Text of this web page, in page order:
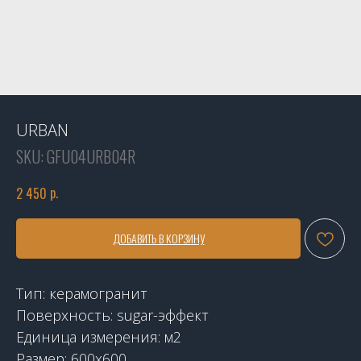
URBAN
SKU:GFU04URB04R
2 450 р.
ДОБАВИТЬ В КОРЗИНУ
Тип: керамогранит
Поверхность: sugar-эффект
Единица измерения: м2